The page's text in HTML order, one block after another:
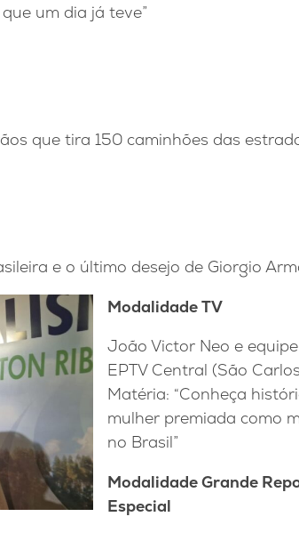
um dia já teve”
que tira 150 caminhões das
e o último desejo de Giorgio
Modalidade TV
João Victor Neo e equipe
EPTV Central (São
Matéria: “Conheça
mulher premiada como
no Brasil”
Modalidade Grande
Especial